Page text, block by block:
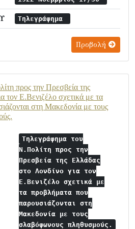
Τηλεγράφημα
Προβολή
προς την Πρεσβεία της
τον Ε.Βενιζέλο σχετικά με τα
στη Μακεδονία με τους
Τηλεγράφημα του
Ν.Πολίτη προς την
Πρεσβεία της Ελλάδας
στο Λονδίνο για τον
Ε.Βενιζέλο σχετικά με
τα προβλήματα που
παρουσιάζονται στη
Μακεδονία με τους
σλαβόφωνους πληθυσμούς.